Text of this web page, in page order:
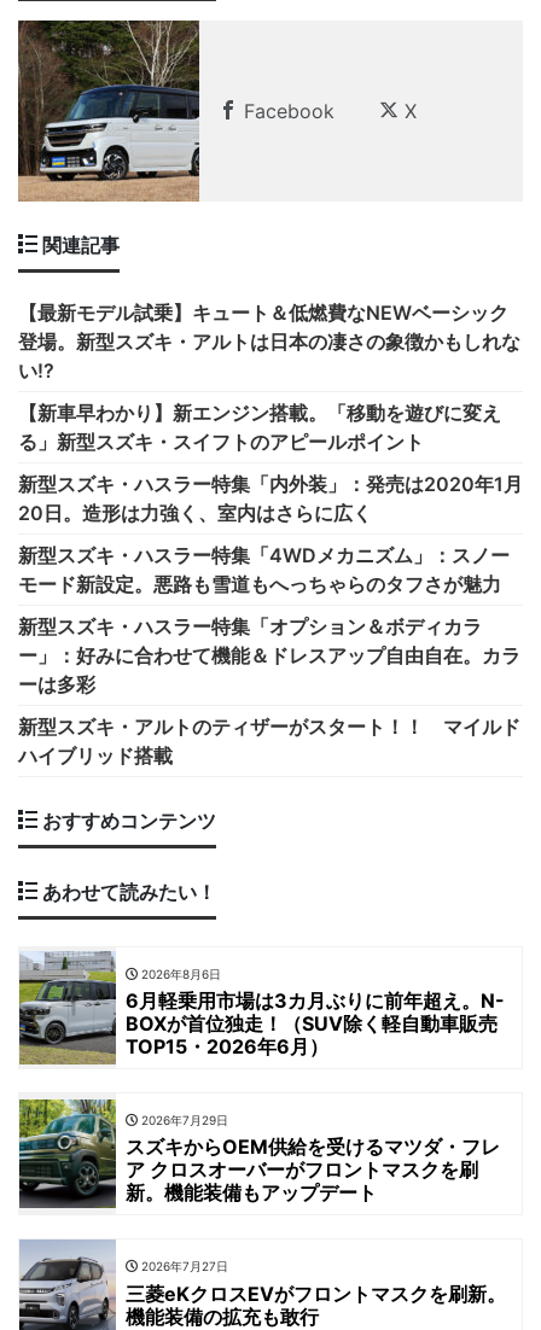
Facebook X
関連記事
【最新モデル試乗】キュート＆低燃費なNEWベーシック
登場。新型スズキ・アルトは日本の凄さの象徴かもしれな
い!?
【新車早わかり】新エンジン搭載。「移動を遊びに変え
る」新型スズキ・スイフトのアピールポイント
新型スズキ・ハスラー特集「内外装」：発売は2020年1月
20日。造形は力強く、室内はさらに広く
新型スズキ・ハスラー特集「4WDメカニズム」：スノー
モード新設定。悪路も雪道もへっちゃらのタフさが魅力
新型スズキ・ハスラー特集「オプション＆ボディカラ
ー」：好みに合わせて機能＆ドレスアップ自由自在。カラ
ーは多彩
新型スズキ・アルトのティザーがスタート！！ マイルド
ハイブリッド搭載
おすすめコンテンツ
あわせて読みたい！
2026年8月6日
6月軽乗用市場は3カ月ぶりに前年超え。N-
BOXが首位独走！（SUV除く軽自動車販売
TOP15・2026年6月）
2026年7月29日
スズキからOEM供給を受けるマツダ・フレ
ア クロスオーバーがフロントマスクを刷
新。機能装備もアップデート
2026年7月27日
三菱eKクロスEVがフロントマスクを刷新。
機能装備の拡充も敢行